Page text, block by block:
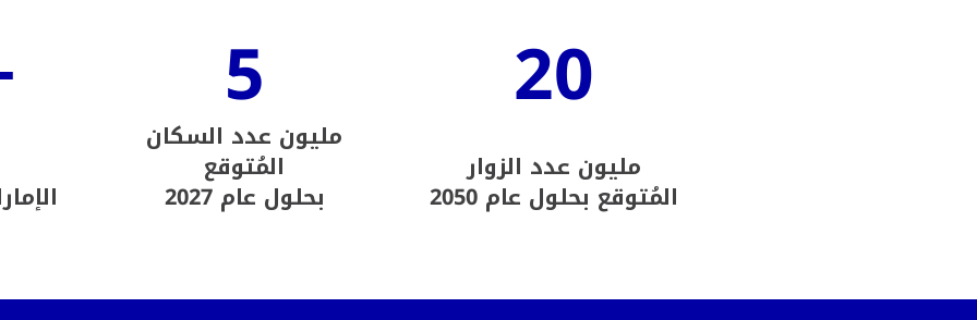
20
مليون عدد الزوار
المُتوقع بحلول عام 2050
5
مليون عدد السكان
المُتوقع
بحلول عام 2027